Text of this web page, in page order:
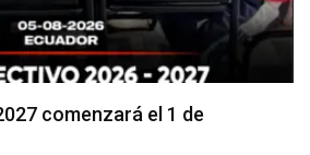
de agua potable en varios…